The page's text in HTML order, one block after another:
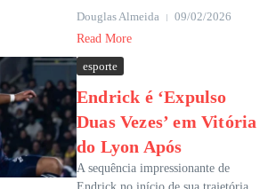
Douglas Almeida
09/02/2026
Read More
esporte
Endrick é ‘Expulso
Duas Vezes’ em Vitória
do Lyon Após
A sequência impressionante de